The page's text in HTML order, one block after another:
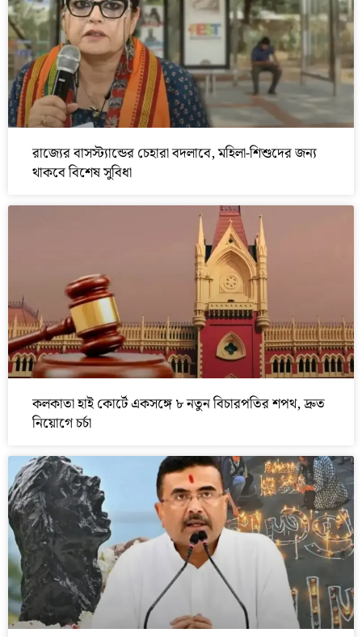
রাজ্যের বাসস্ট্যান্ডের চেহারা বদলাবে, মহিলা-শিশুদের জন্য
থাকবে বিশেষ সুবিধা
কলকাতা হাই কোর্টে একসঙ্গে ৮ নতুন বিচারপতির শপথ, দ্রুত
নিয়োগে চর্চা